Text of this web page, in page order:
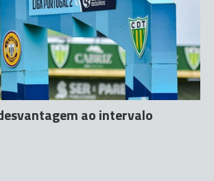
ao intervalo